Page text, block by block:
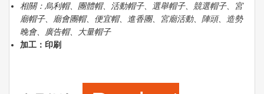
相關：烏利帽、團體帽、活動帽子、選舉帽子、競選帽子、宮
廟帽子、廟會團帽、便宜帽、進香團、宮廟活動、陣頭、造勢
晚會、廣告帽、大量帽子
加工：印刷